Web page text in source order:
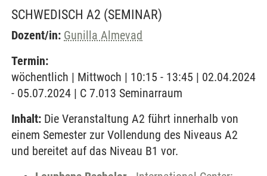
SCHWEDISCH A2 (SEMINAR)
Dozent/in: Gunilla Almevad
Termin:
wöchentlich | Mittwoch | 10:15 - 13:45 | 02.04.2024
- 05.07.2024 | C 7.013 Seminarraum
Inhalt: Die Veranstaltung A2 führt innerhalb von
einem Semester zur Vollendung des Niveaus A2
und bereitet auf das Niveau B1 vor.